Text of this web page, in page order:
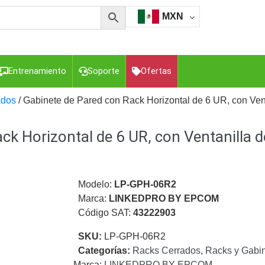
MXN
Entrenamiento Soporte Ofertas
para Computadora y SmartphonesCajas de
Gabinetes de Acero para DVR y NVR
Transceptores de Video
Cable Coaxial y ConectoresCables Armados -
/ Gabinete de Pared con Rack Horizontal de 6 UR, con
Horizontal de 6 UR, con Ventanilla
Modelo: LP-GPH-06R2
Marca: LINKEDPRO BY EPCOM
Código SAT: 43222903
SKU: LP-GPH-06R2
Categorías: Racks Cerrados, Racks y